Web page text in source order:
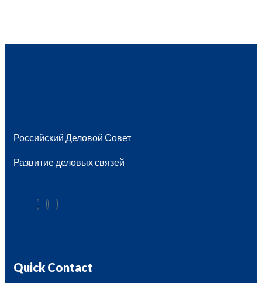
Российский Деловой Совет
Развитие деловых связей
Quick Contact